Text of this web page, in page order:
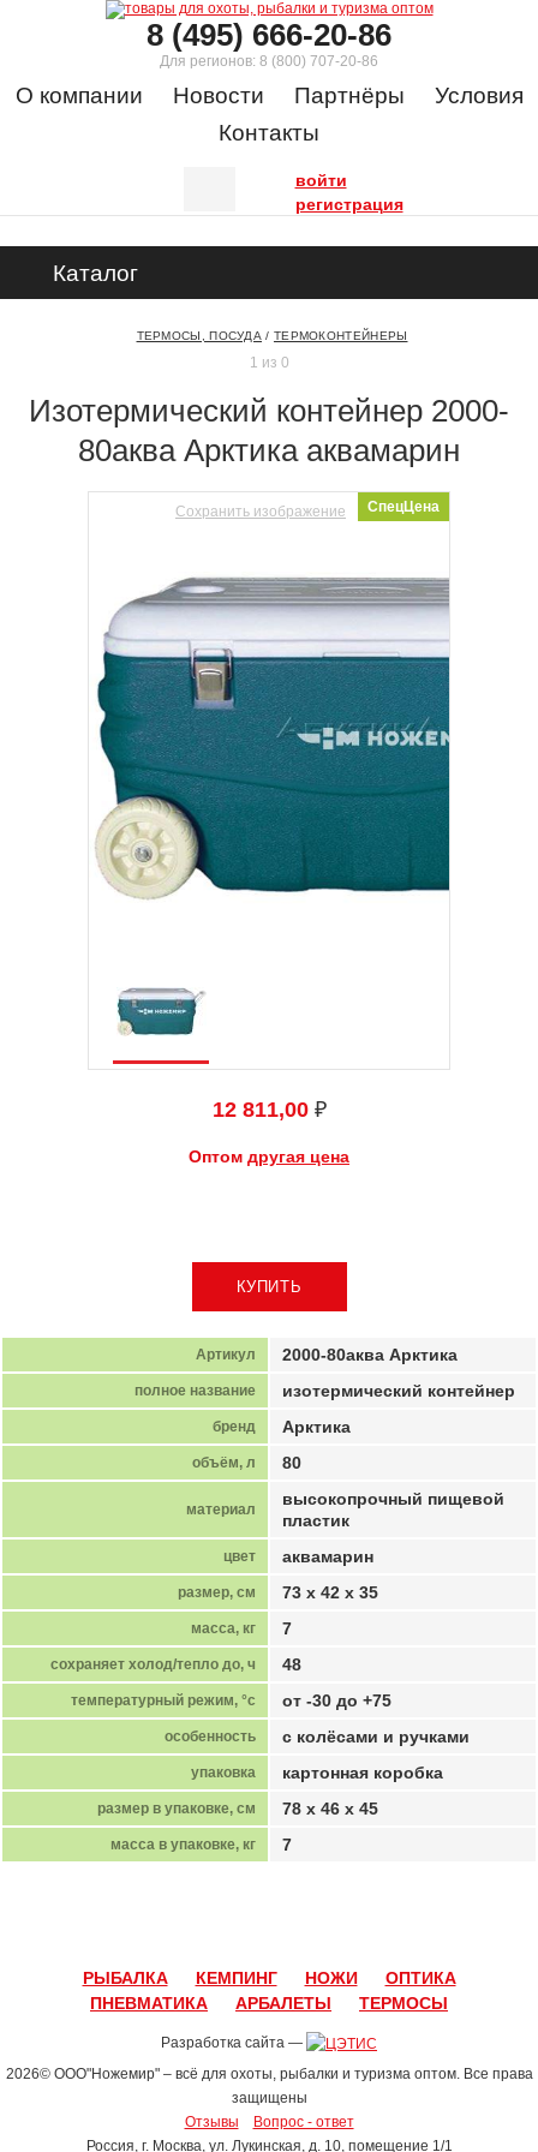
8 (495) 666-20-86
Для регионов: 8 (800) 707-20-86
О компании Новости Партнёры
Условия
Контакты
войти
регистрация
Каталог
ТЕРМОСЫ, ПОСУДА / ТЕРМОКОНТЕЙНЕРЫ
1 из 0
Изотермический контейнер 2000-
80аква Арктика аквамарин
Сохранить изображение СпецЦена
12 811,00₽
Оптом другая цена
Артикул 2000-80аква Арктика
полное название изотермический контейнер
бренд Арктика
объём, л 80
материал
высокопрочный пищевой
пластик
цвет аквамарин
размер, см 73 х 42 х 35
масса, кг 7
сохраняет холод/тепло до, ч 48
температурный режим, °с от -30 до +75
особенность с колёсами и ручками
упаковка картонная коробка
размер в упаковке, см 78 х 46 х 45
масса в упаковке, кг 7
РЫБАЛКА КЕМПИНГ НОЖИ
ОПТИКА
ПНЕВМАТИКА
АРБАЛЕТЫ ТЕРМОСЫ
Разработка сайта —
2026© ООО"Ножемир" – всё для охоты, рыбалки и туризма оптом. Все права
защищены
Отзывы
Вопрос - ответ
Россия, г. Москва, ул. Лукинская, д. 10, помещение 1/1